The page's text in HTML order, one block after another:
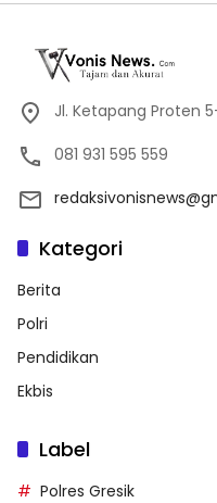
Jl. Ketapang Proten
081 931 595 559
Kategori
Berita
Polri
Pendidikan
Ekbis
Label
Polres Gresik